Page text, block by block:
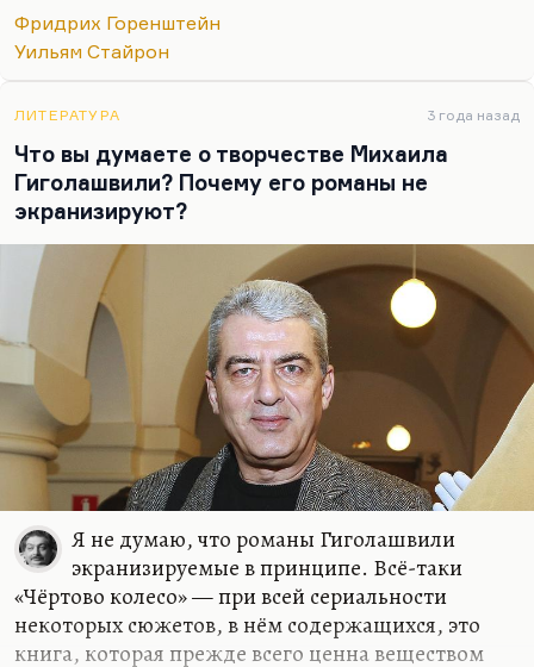
А потом, сейчас, знаете, такое вот несколько
нестандартное, необычное «Избранное»…
Фридрих Горенштейн
Уильям Стайрон
ЛИТЕРАТУРА 3 года назад
Что вы думаете о творчестве Михаила
Гиголашвили? Почему его романы не
экранизируют?
Я не думаю, что романы Гиголашвили
экранизируемые в принципе. Всё-таки
«Чёртово колесо» — при всей сериальности
некоторых сюжетов, в нём содержащихся, это
книга, которая прежде всего ценна веществом